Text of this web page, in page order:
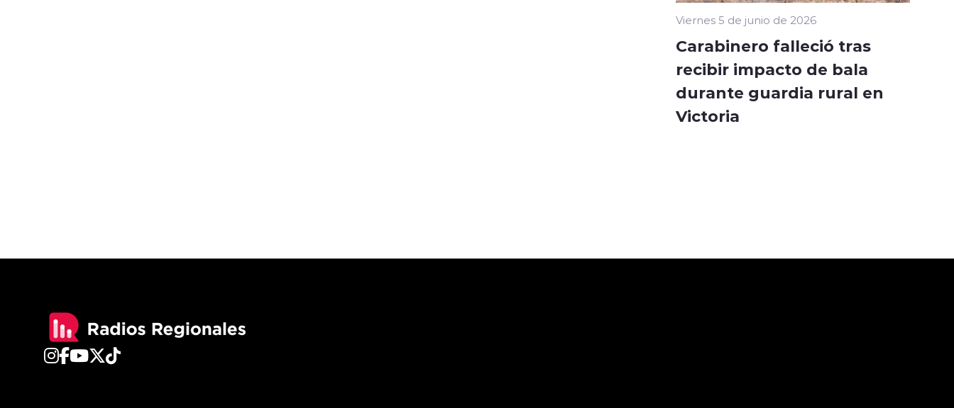
Viernes 5 de junio de 2026
Carabinero falleció tras
recibir impacto de bala
durante guardia rural en
Victoria